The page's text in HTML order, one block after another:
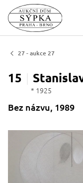
27 - aukce 27
15
* 1925
Bez názvu, 1989